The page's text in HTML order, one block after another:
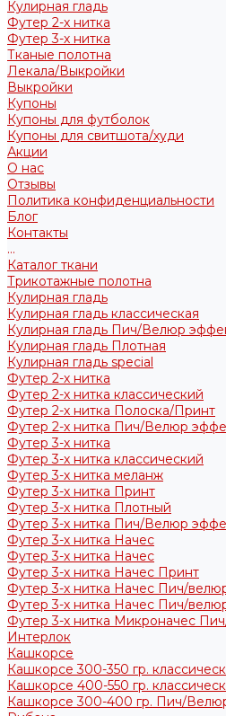
Кулирная гладь
Футер 2-х нитка
Футер 3-х нитка
Тканые полотна
Лекала/Выкройки
Выкройки
Купоны
Купоны для футболок
Купоны для свитшота/худи
Акции
О нас
Отзывы
Политика конфиденциальности
Блог
Контакты
...
Каталог ткани
Трикотажные полотна
Кулирная гладь
Кулирная гладь классическая
Кулирная гладь Пич/Велюр
Кулирная гладь Плотная
Кулирная гладь special
Футер 2-х нитка
Футер 2-х нитка классический
Футер 2-х нитка Полоска/Принт
Футер 2-х нитка Пич/Велюр
Футер 3-х нитка
Футер 3-х нитка классический
Футер 3-х нитка меланж
Футер 3-х нитка Принт
Футер 3-х нитка Плотный
Футер 3-х нитка Пич/Велюр
Футер 3-х нитка Начес
Футер 3-х нитка Начес
Футер 3-х нитка Начес Принт
Футер 3-х нитка Начес Пич/
Футер 3-х нитка Начес Пич/
Футер 3-х нитка Микроначес
Интерлок
Кашкорсе
Кашкорсе 300-350 гр.
Кашкорсе 400-550 гр.
Кашкорсе 300-400 гр. Пич/